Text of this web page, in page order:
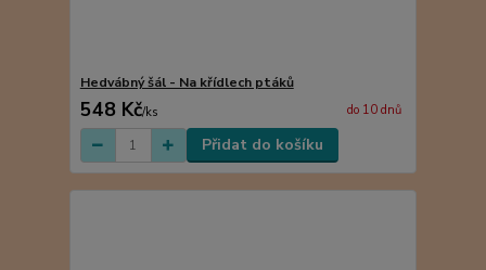
Hedvábný šál - Na křídlech ptáků
548 Kč/ks do 10 dnů
Přidat do košíku